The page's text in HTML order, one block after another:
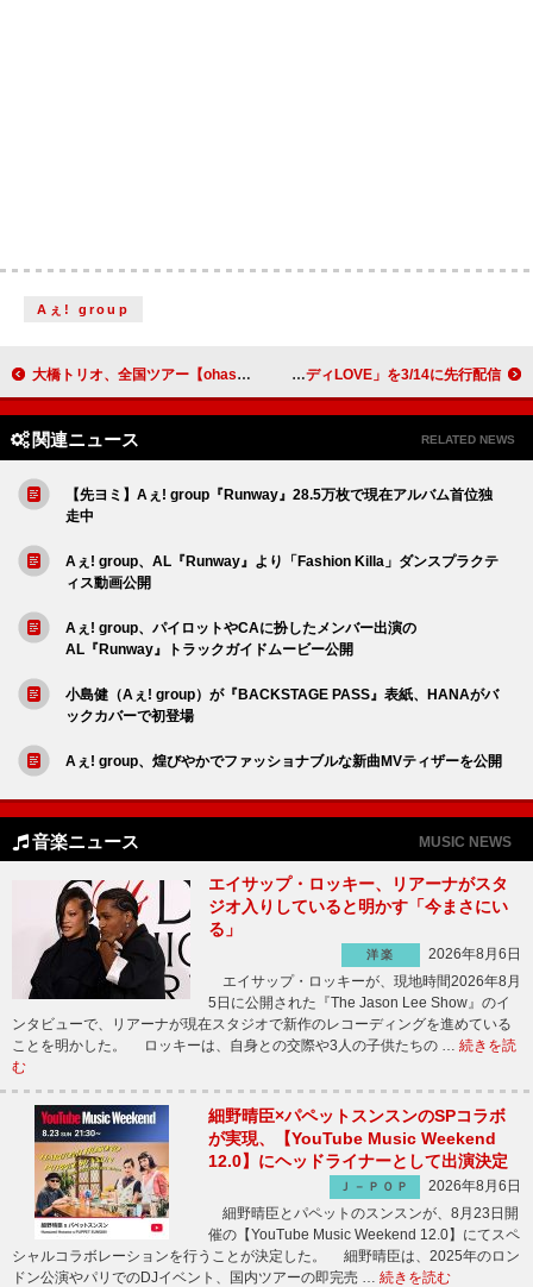
Aぇ! group
大橋トリオ、全国ツアー【ohashiTrio HALL TOUR 2026】開催決定 私立恵比寿中学、新ビジュアル公開 新曲「えび▽バディLOVE」を3/14に先行配信
関連ニュース RELATED NEWS
【先ヨミ】Aぇ! group『Runway』28.5万枚で現在アルバム首位独
走中
Aぇ! group、AL『Runway』より「Fashion Killa」ダンスプラクテ
ィス動画公開
Aぇ! group、パイロットやCAに扮したメンバー出演の
AL『Runway』トラックガイドムービー公開
小島健（Aぇ! group）が『BACKSTAGE PASS』表紙、HANAがバ
ックカバーで初登場
Aぇ! group、煌びやかでファッショナブルな新曲MVティザーを公開
音楽ニュース MUSIC NEWS
エイサップ・ロッキー、リアーナがスタ
ジオ入りしていると明かす「今まさにい
る」
洋楽
2026年8月6日
エイサップ・ロッキーが、現地時間2026年8月
5日に公開された『The Jason Lee Show』のイ
ンタビューで、リアーナが現在スタジオで新作のレコーディングを進めている
ことを明かした。 ロッキーは、自身との交際や3人の子供たちの … 続きを読
む
細野晴臣×パペットスンスンのSPコラボ
が実現、【YouTube Music Weekend
12.0】にヘッドライナーとして出演決定
Ｊ－ＰＯＰ
2026年8月6日
細野晴臣とパペットのスンスンが、8月23日開
催の【YouTube Music Weekend 12.0】にてスペ
シャルコラボレーションを行うことが決定した。 細野晴臣は、2025年のロン
ドン公演やパリでのDJイベント、国内ツアーの即完売 … 続きを読む